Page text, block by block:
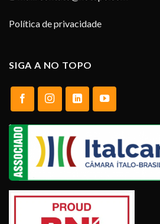
Política de privacidade
SIGA A NO TOPO